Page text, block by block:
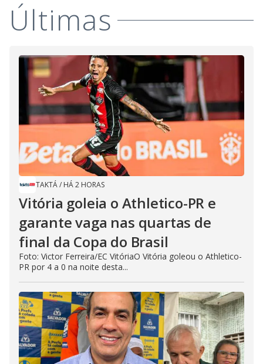
Últimas
TAKTÁ/ HÁ 2 HORAS
Vitória goleia o Athletico-PR e
garante vaga nas quartas de
final da Copa do Brasil
Foto: Victor Ferreira/EC VitóriaO Vitória goleou o Athletico-
PR por 4 a 0 na noite desta...